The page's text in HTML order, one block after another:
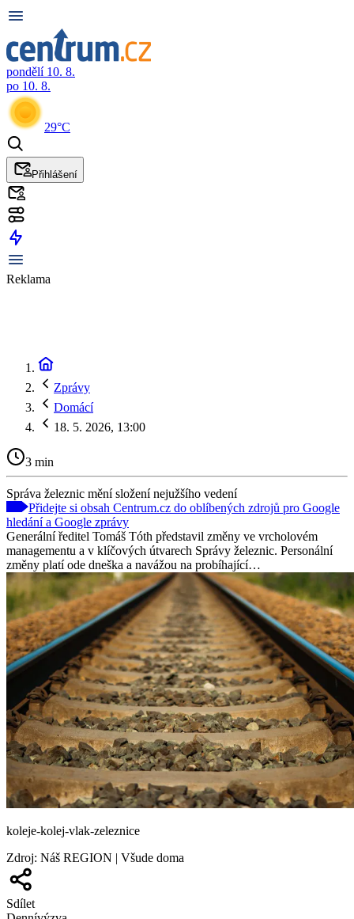
pondělí 10. 8.
po 10. 8.
29°C
Přihlášení
Reklama
Zprávy
Domácí
18. 5. 2026, 13:00
3 min
Správa železnic mění složení nejužšího vedení
Přidejte si obsah Centrum.cz do oblíbených zdrojů pro Google
hledání a Google zprávy
Generální ředitel Tomáš Tóth představil změny ve vrcholovém
managementu a v klíčových útvarech Správy železnic. Personální
změny platí ode dneška a navážou na probíhající…
koleje-kolej-vlak-zeleznice
Zdroj: Náš REGION | Všude doma
Sdílet